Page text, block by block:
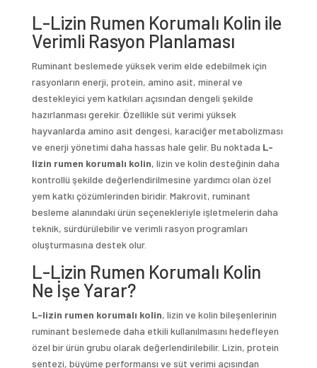
L-Lizin Rumen Korumalı Kolin ile
Verimli Rasyon Planlaması
Ruminant beslemede yüksek verim elde edebilmek için
rasyonların enerji, protein, amino asit, mineral ve
destekleyici yem katkıları açısından dengeli şekilde
hazırlanması gerekir. Özellikle süt verimi yüksek
hayvanlarda amino asit dengesi, karaciğer metabolizması
ve enerji yönetimi daha hassas hale gelir. Bu noktada L-
lizin rumen korumalı kolin, lizin ve kolin desteğinin daha
kontrollü şekilde değerlendirilmesine yardımcı olan özel
yem katkı çözümlerinden biridir. Makrovit, ruminant
besleme alanındaki ürün seçenekleriyle işletmelerin daha
teknik, sürdürülebilir ve verimli rasyon programları
oluşturmasına destek olur.
L-Lizin Rumen Korumalı Kolin
Ne İşe Yarar?
L-lizin rumen korumalı kolin, lizin ve kolin bileşenlerinin
ruminant beslemede daha etkili kullanılmasını hedefleyen
özel bir ürün grubu olarak değerlendirilebilir. Lizin, protein
sentezi, büyüme performansı ve süt verimi açısından